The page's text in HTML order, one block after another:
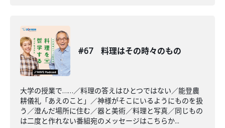
#67 料理はその時々のもの
大学の授業で……／料理の答えはひとつではない／能登農
耕儀礼「あえのこと」／神様がそこにいるようにものを扱
う／澄んだ場所に住む／器と美術／料理と写真／同じもの
は二度と作れない番組宛のメッセージはこちらか...